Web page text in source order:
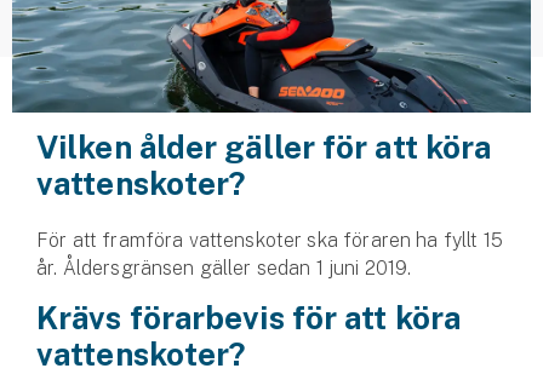
Båt
Båtförsäkring
Vattenskoterförsäkring
Sportfiskarna
Djur
Vilken ålder gäller för att köra
vattenskoter?
För att framföra vattenskoter ska föraren ha fyllt 15
år. Åldersgränsen gäller sedan 1 juni 2019.
Krävs förarbevis för att köra
vattenskoter?